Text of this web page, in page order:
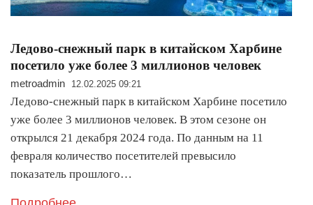
Ледово-снежный парк в китайском Харбине
посетило уже более 3 миллионов человек
metroadmin 12.02.2025 09:21
Ледово-снежный парк в китайском Харбине посетило
уже более 3 миллионов человек. В этом сезоне он
открылся 21 декабря 2024 года. По данным на 11
февраля количество посетителей превысило
показатель прошлого…